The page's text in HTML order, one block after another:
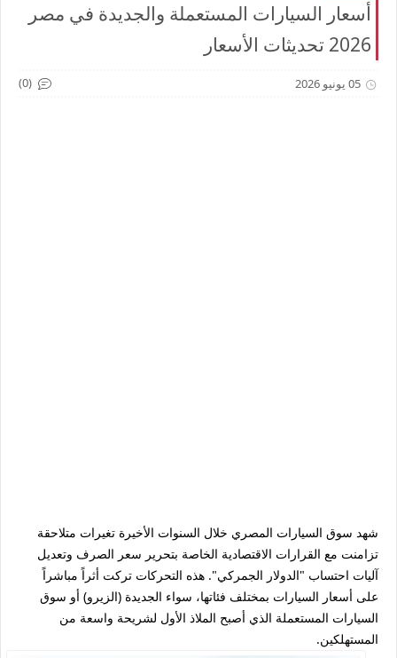
أسعار السيارات المستعملة والجديدة في مصر
2026 تحديثات الأسعار
05 يونيو 2026 (0)
شهد سوق السيارات المصري خلال السنوات الأخيرة تغيرات متلاحقة
تزامنت مع القرارات الاقتصادية الخاصة بتحرير سعر الصرف وتعديل
آليات احتساب "الدولار الجمركي". هذه التحركات تركت أثراً مباشراً
على أسعار السيارات بمختلف فئاتها، سواء الجديدة (الزيرو) أو سوق
السيارات المستعملة الذي أصبح الملاذ الأول لشريحة واسعة من
المستهلكين.